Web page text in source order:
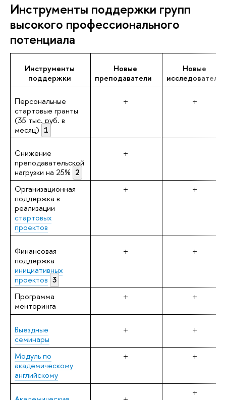
Инструменты поддержки групп
высокого профессионального
потенциала
Инструменты
поддержки
Новые
преподаватели
Новые
исследователи
Персональные
стартовые гранты
(35 тыс. руб. в
месяц) 1
+ +
Снижение
преподавательской
нагрузки на 25% 2
+
Организационная
поддержка в
реализации
стартовых
проектов
+ +
Финансовая
поддержка
инициативных
проектов 3
+ +
Программа
менторинга
+ +
Выездные
семинары
+ +
Модуль по
академическому
английскому
+ +
+